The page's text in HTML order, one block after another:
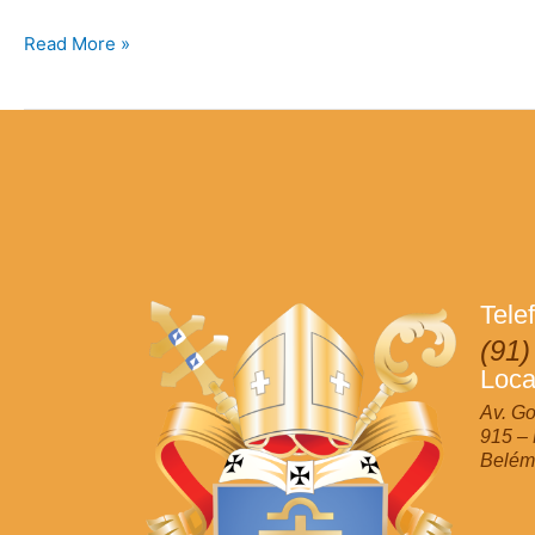
Read More »
Av.
915 –